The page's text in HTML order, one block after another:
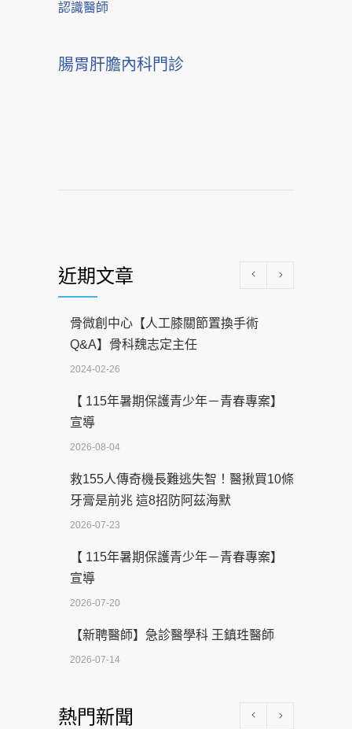
認識醫師
腸胃肝膽內科門診
近期文章
骨微創中心【人工膝關節置換手術
Q&A】骨科魏志定主任
2024-02-26
【 115年暑期保護青少年－青春專案】
宣導
2026-08-04
救155人傳奇機長難逃失智！醫揪買10條
牙膏是前兆 這8招防阿茲海默
2026-07-23
【 115年暑期保護青少年－青春專案】
宣導
2026-07-20
【新聘醫師】急診醫學科 王鎮珄醫師
2026-07-14
科能量
熱門新聞